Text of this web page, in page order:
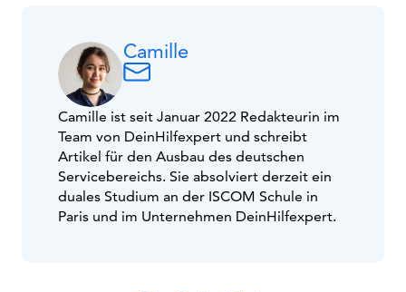
Camille
Camille ist seit Januar 2022 Redakteurin im
Team von DeinHilfexpert und schreibt
Artikel für den Ausbau des deutschen
Servicebereichs. Sie absolviert derzeit ein
duales Studium an der ISCOM Schule in
Paris und im Unternehmen DeinHilfexpert.